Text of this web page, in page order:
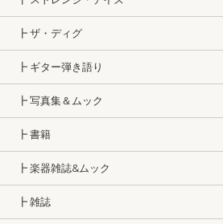
┣ ザ・ディグ
┣ ギター弾き語り
┣ 写真集＆ムック
┣ 書籍
┣ 楽器雑誌&ムック
┣ 雑誌